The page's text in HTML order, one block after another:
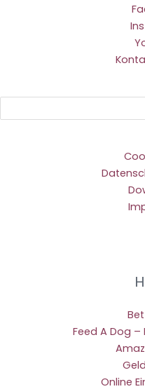
Feed A Dog
Online